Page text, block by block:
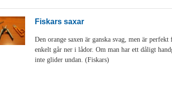
Fiskars saxar
Den orange saxen är ganska svag, men är
enkelt går ner i lådor. Om man har ett dåligt
inte glider undan. (Fiskars)